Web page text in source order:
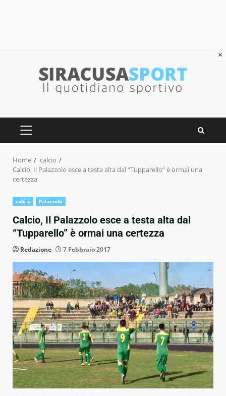
PRIMARY
Home
calcio
Calcio, Il Palazzolo esce a testa alta dal “Tupparello” è ormai una
certezza
calcio Palazzolo
Calcio, Il Palazzolo esce a testa alta dal
“Tupparello” è ormai una certezza
Redazione 7 Febbraio 2017
×